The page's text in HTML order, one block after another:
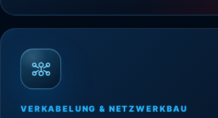
VERKABELUNG & NETZWERKBAU